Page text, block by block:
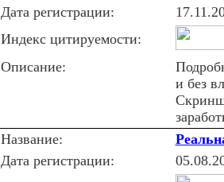
Дата регистрации:
Индекс цитируемости:
Описание:
и без
Название:
Дата регистрации: